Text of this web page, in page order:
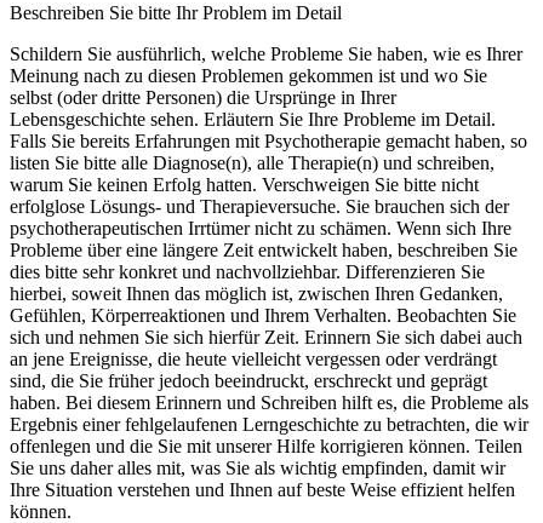
Beschreiben Sie bitte Ihr Problem im Detail
Schildern Sie ausführlich, welche Probleme Sie haben, wie es Ihrer
Meinung nach zu diesen Problemen gekommen ist und wo Sie
selbst (oder dritte Personen) die Ursprünge in Ihrer
Lebensgeschichte sehen. Erläutern Sie Ihre Probleme im Detail.
Falls Sie bereits Erfahrungen mit Psychotherapie gemacht haben, so
listen Sie bitte alle Diagnose(n), alle Therapie(n) und schreiben,
warum Sie keinen Erfolg hatten. Verschweigen Sie bitte nicht
erfolglose Lösungs- und Therapieversuche. Sie brauchen sich der
psychotherapeutischen Irrtümer nicht zu schämen. Wenn sich Ihre
Probleme über eine längere Zeit entwickelt haben, beschreiben Sie
dies bitte sehr konkret und nachvollziehbar. Differenzieren Sie
hierbei, soweit Ihnen das möglich ist, zwischen Ihren Gedanken,
Gefühlen, Körperreaktionen und Ihrem Verhalten. Beobachten Sie
sich und nehmen Sie sich hierfür Zeit. Erinnern Sie sich dabei auch
an jene Ereignisse, die heute vielleicht vergessen oder verdrängt
sind, die Sie früher jedoch beeindruckt, erschreckt und geprägt
haben. Bei diesem Erinnern und Schreiben hilft es, die Probleme als
Ergebnis einer fehlgelaufenen Lerngeschichte zu betrachten, die wir
offenlegen und die Sie mit unserer Hilfe korrigieren können. Teilen
Sie uns daher alles mit, was Sie als wichtig empfinden, damit wir
Ihre Situation verstehen und Ihnen auf beste Weise effizient helfen
können.